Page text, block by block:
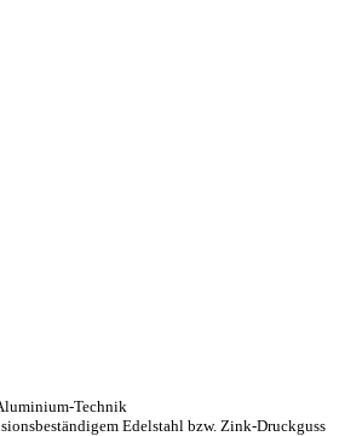
Technik
Edelstahl bzw. Zink-Druckguss